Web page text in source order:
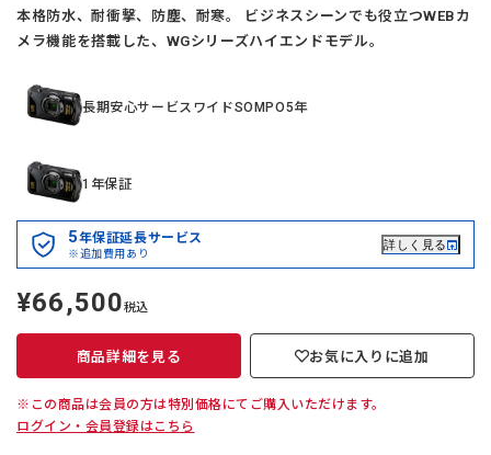
本格防水、耐衝撃、防塵、耐寒。 ビジネスシーンでも役立つWEBカ
メラ機能を搭載した、WGシリーズハイエンドモデル。
長期安心サービスワイドSOMPO5年
1年保証
5年保証延長サービス
※追加費用あり
詳しく見る
定
価
¥66,500税込
商品詳細を見る お気に入りに追加
※この商品は会員の方は特別価格にてご購入いただけます。
ログイン・会員登録はこちら